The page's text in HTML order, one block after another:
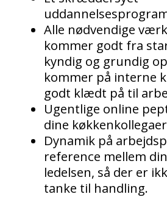
Alle nødvendige
kommer godt fra
kyndig og grundig
kommer på interne
godt klædt på til
Ugentlige online
dine
Dynamik på
reference mellem
ledelsen, så der er
tanke til handling.